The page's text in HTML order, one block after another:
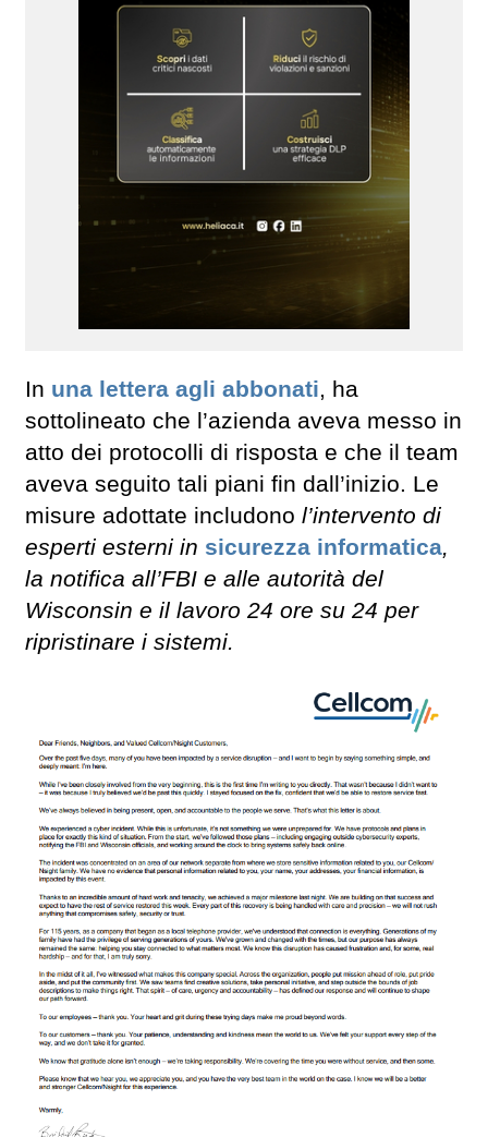
In una lettera agli abbonati, ha
sottolineato che l’azienda aveva messo in
atto dei protocolli di risposta e che il team
aveva seguito tali piani fin dall’inizio. Le
misure adottate includono l’intervento di
esperti esterni in sicurezza informatica,
la notifica all’FBI e alle autorità del
Wisconsin e il lavoro 24 ore su 24 per
ripristinare i sistemi.